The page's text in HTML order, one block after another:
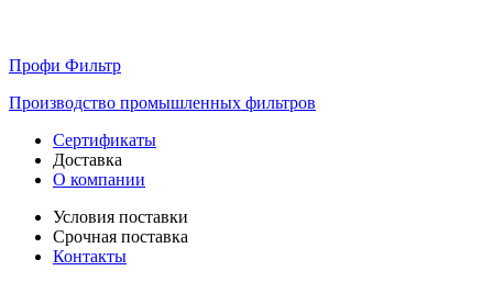
Профи Фильтр
Производство промышленных фильтров
Сертификаты
Доставка
О компании
Условия поставки
Срочная поставка
Контакты